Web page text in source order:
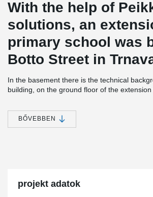
With the help of
solutions, an
primary school was
Botto Street in
In the basement there is the technical
building, on the ground floor of the
The construction of the building is a
concrete, and wood with a green grass roof.
DELTABEAM
Composite Beams made it
BŐVEBBEN
projekt adatok